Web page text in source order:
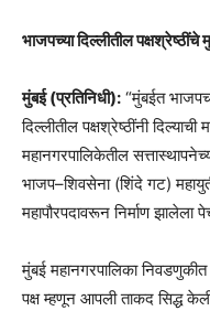
भाजपच्या दिल्लीतील
मुंबई (प्रतिनिधी): “मुंबईत
दिल्लीतील पक्षश्रेष्ठींनी
महानगरपालिकेतील
भाजप–शिवसेना (शिंदे गट)
महापौरपदावरून निर्माण
मुंबई महानगरपालिका
पक्ष म्हणून आपली ताकद सिद्ध